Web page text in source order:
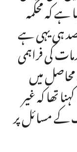
کہ محکمہ
ہی یہی ہے
کی فراہمی
میں
تھا کہ غیر
کے مسائل پر